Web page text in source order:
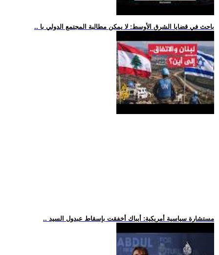
.. باحث في قضايا الشرق الأوسط: لا يمكن مطالبة المجتمع الدولي با
.. مستشارة سياسية أمريكية: أيباك أخفقت بإسقاط عبدول السيد